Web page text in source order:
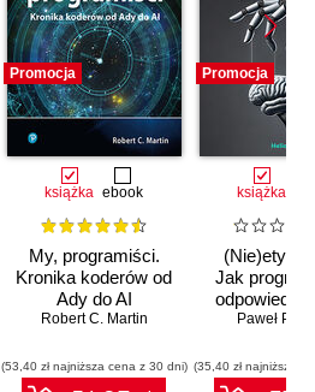
Promocja
książka ebook
My, programiści.
Kronika koderów od
Ady do AI
Robert C. Martin
(53,40 zł najniższa cena z 30 dni)
Promocja
książka
Jak
erze
Paweł
(35,40 zł najniższa